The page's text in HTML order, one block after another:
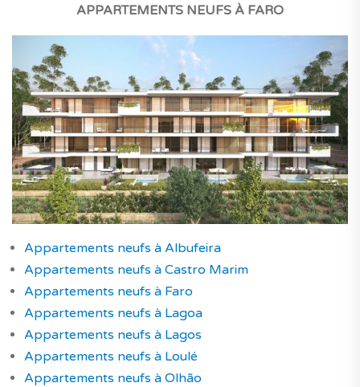
APPARTEMENTS NEUFS À FARO
Appartements neufs à Albufeira
Appartements neufs à Castro Marim
Appartements neufs à Faro
Appartements neufs à Lagoa
Appartements neufs à Lagos
Appartements neufs à Loulé
Appartements neufs à Olhão